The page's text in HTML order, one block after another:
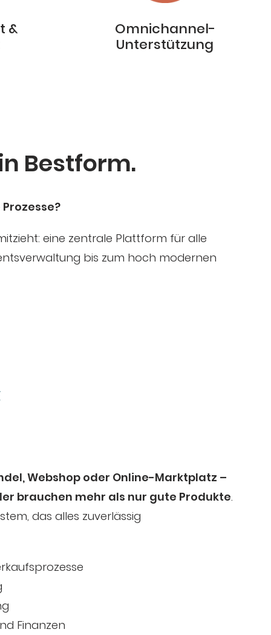
&
Omnichannel-
Unterstützung
Bestform.
eine zentrale Plattform für alle
bis zum hoch modernen
Webshop oder Online-Marktplatz –
brauchen mehr als nur gute Produkte.
das alles zuverlässig
Finanzen